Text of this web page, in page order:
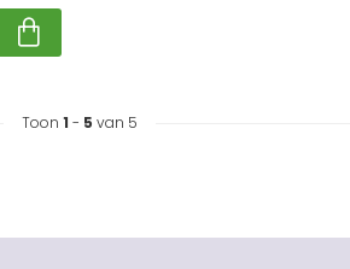
Toon 1 - 5 van 5